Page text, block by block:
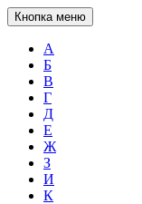
Кнопка меню
А
Б
В
Г
Д
Е
Ж
З
И
К